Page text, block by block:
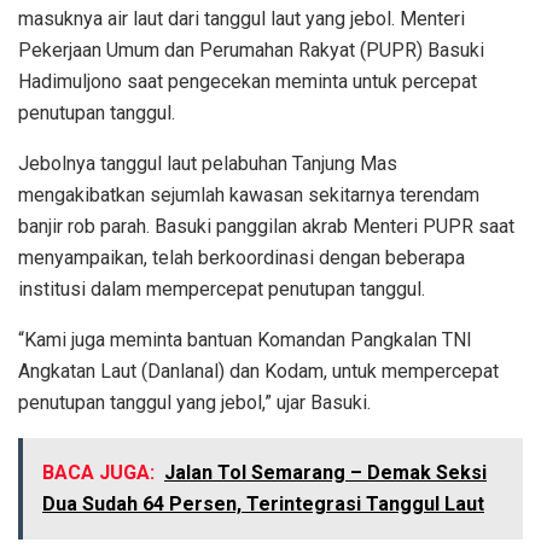
masuknya air laut dari tanggul laut yang jebol. Menteri
Pekerjaan Umum dan Perumahan Rakyat (PUPR) Basuki
Hadimuljono saat pengecekan meminta untuk percepat
penutupan tanggul.
Jebolnya tanggul laut pelabuhan Tanjung Mas
mengakibatkan sejumlah kawasan sekitarnya terendam
banjir rob parah. Basuki panggilan akrab Menteri PUPR saat
menyampaikan, telah berkoordinasi dengan beberapa
institusi dalam mempercepat penutupan tanggul.
“Kami juga meminta bantuan Komandan Pangkalan TNI
Angkatan Laut (Danlanal) dan Kodam, untuk mempercepat
penutupan tanggul yang jebol,” ujar Basuki.
BACA JUGA: Jalan Tol Semarang – Demak Seksi
Dua Sudah 64 Persen, Terintegrasi Tanggul Laut